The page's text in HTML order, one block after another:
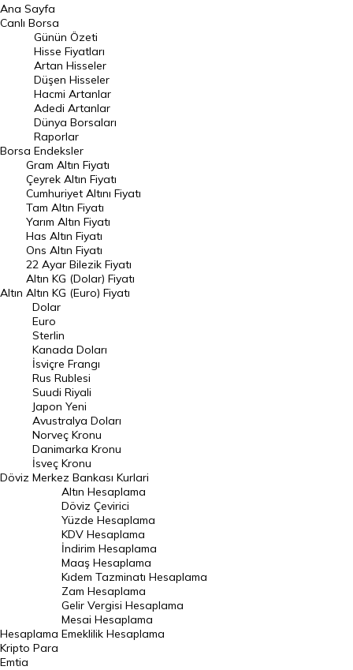
BIST 100 Hisseleri
En Çok Artan Hisseler
En Çok Düşen Hisseler
Hacmi Artanlar
Geçmiş Kapanışlar
Dünya Borsaları
Raporlar
Endeksler
DÖVİZ
Döviz Kuru
Dolar Kuru
Euro Kuru
Pound Kuru
Frank Kuru
Riyal Kuru
Avustralya Doları
Danimarka Kronu Kuru
Kanada Doları Kuru
Norveç Kronu Kuru
İsveç Kronu Kuru
Japon Yeni Kuru
Serbest Piyasa Döviz Kurları
Merkez Bankası Döviz Kurları
Altın Fiyatları
Gram Altın Fiyatı
Ana Sayfa
Canlı Borsa
Borsa
Günün Özeti
Hisse Fiyatları
Artan Hisseler
Düşen Hisseler
Hacmi Artanlar
Adedi Artanlar
Dünya Borsaları
Raporlar
Endeksler
Altın
Gram Altın Fiyatı
Çeyrek Altın Fiyatı
Cumhuriyet Altını Fiyatı
Tam Altın Fiyatı
Yarım Altın Fiyatı
Has Altın Fiyatı
Ons Altın Fiyatı
22 Ayar Bilezik Fiyatı
Altın KG (Dolar) Fiyatı
Altın KG (Euro) Fiyatı
Döviz
Dolar
Euro
Sterlin
Kanada Doları
İsviçre Frangı
Rus Rublesi
Suudi Riyali
Japon Yeni
Avustralya Doları
Norveç Kronu
Danimarka Kronu
İsveç Kronu
Merkez Bankası Kurlari
Hesaplama
Altın Hesaplama
Döviz Çevirici
Yüzde Hesaplama
KDV Hesaplama
İndirim Hesaplama
Maaş Hesaplama
Kıdem Tazminatı Hesaplama
Zam Hesaplama
Gelir Vergisi Hesaplama
Mesai Hesaplama
Emeklilik Hesaplama
Kripto Para
Emtia